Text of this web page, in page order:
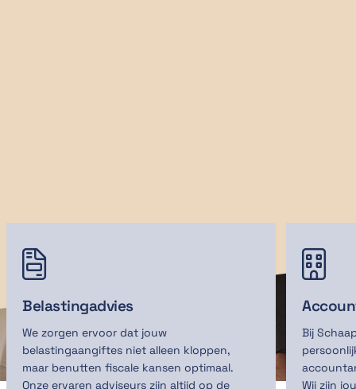

Belastingadvies
We zorgen ervoor dat jouw
belastingaangiftes niet alleen kloppen,
maar benutten fiscale kansen optimaal.
Onze ervaren adviseurs zijn altijd op de

Bij
Wij zijn